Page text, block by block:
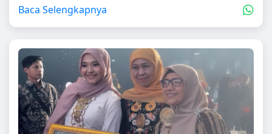
Baca Selengkapnya